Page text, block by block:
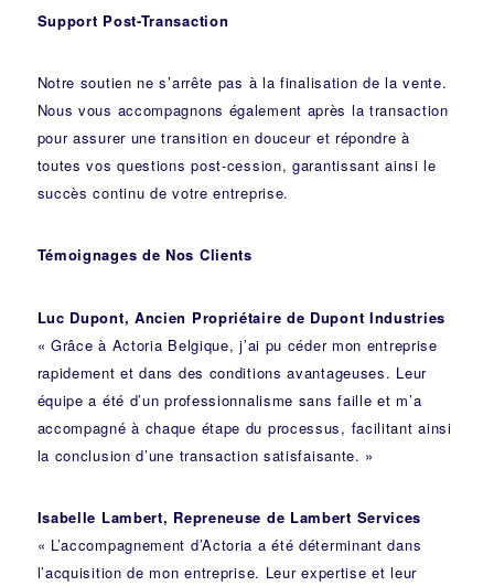
Support Post-Transaction
Notre soutien ne s’arrête pas à la finalisation de la vente.
Nous vous accompagnons également après la transaction
pour assurer une transition en douceur et répondre à
toutes vos questions post-cession, garantissant ainsi le
succès continu de votre entreprise.
Témoignages de Nos Clients
Luc Dupont, Ancien Propriétaire de Dupont Industries
« Grâce à Actoria Belgique, j’ai pu céder mon entreprise
rapidement et dans des conditions avantageuses. Leur
équipe a été d’un professionnalisme sans faille et m’a
accompagné à chaque étape du processus, facilitant ainsi
la conclusion d’une transaction satisfaisante. »
Isabelle Lambert, Repreneuse de Lambert Services
« L’accompagnement d’Actoria a été déterminant dans
l’acquisition de mon entreprise. Leur expertise et leur